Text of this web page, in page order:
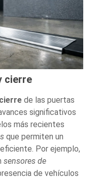
cierre
de las puertas
significativos
más recientes
que permiten un
Por ejemplo,
sensores de
de vehículos